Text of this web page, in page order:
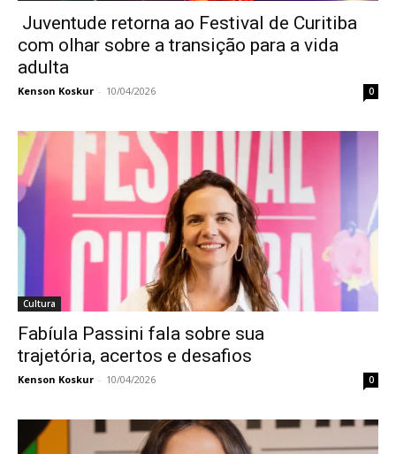
Juventude retorna ao Festival de Curitiba
com olhar sobre a transição para a vida
adulta
Kenson Koskur - 10/04/2026 0
Cultura
Fabíula Passini fala sobre sua
trajetória, acertos e desafios
Kenson Koskur - 10/04/2026 0